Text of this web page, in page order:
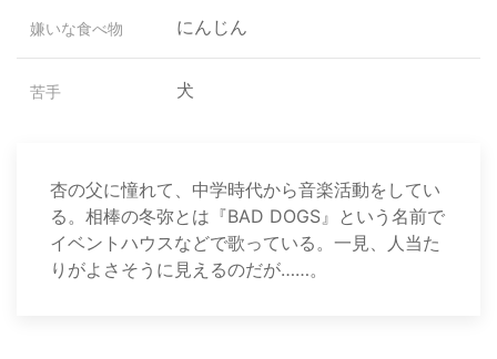
嫌いな食べ物 にんじん
苦手 犬
杏の父に憧れて、中学時代から音楽活動をしてい
る。相棒の冬弥とは『BAD DOGS』という名前で
イベントハウスなどで歌っている。一見、人当た
りがよさそうに見えるのだが……。